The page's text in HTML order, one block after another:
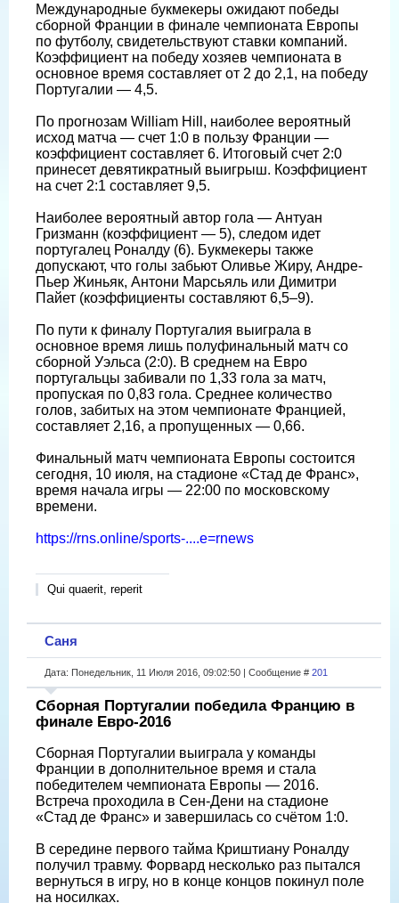
Международные букмекеры ожидают победы
сборной Франции в финале чемпионата Европы
по футболу, свидетельствуют ставки компаний.
Коэффициент на победу хозяев чемпионата в
основное время составляет от 2 до 2,1, на победу
Португалии — 4,5.
По прогнозам William Hill, наиболее вероятный
исход матча — счет 1:0 в пользу Франции —
коэффициент составляет 6. Итоговый счет 2:0
принесет девятикратный выигрыш. Коэффициент
на счет 2:1 составляет 9,5.
Наиболее вероятный автор гола — Антуан
Гризманн (коэффициент — 5), следом идет
португалец Роналду (6). Букмекеры также
допускают, что голы забьют Оливье Жиру, Андре-
Пьер Жиньяк, Антони Марсьяль или Димитри
Пайет (коэффициенты составляют 6,5–9).
По пути к финалу Португалия выиграла в
основное время лишь полуфинальный матч со
сборной Уэльса (2:0). В среднем на Евро
португальцы забивали по 1,33 гола за матч,
пропуская по 0,83 гола. Среднее количество
голов, забитых на этом чемпионате Францией,
составляет 2,16, а пропущенных — 0,66.
Финальный матч чемпионата Европы состоится
сегодня, 10 июля, на стадионе «Стад де Франс»,
время начала игры — 22:00 по московскому
времени.
https://rns.online/sports-....e=rnews
Qui quaerit, reperit
Саня
Дата: Понедельник, 11 Июля 2016, 09:02:50 | Сообщение # 201
Сборная Португалии победила Францию в
финале Евро-2016
Сборная Португалии выиграла у команды
Франции в дополнительное время и стала
победителем чемпионата Европы — 2016.
Встреча проходила в Сен-Дени на стадионе
«Стад де Франс» и завершилась со счётом 1:0.
В середине первого тайма Криштиану Роналду
получил травму. Форвард несколько раз пытался
вернуться в игру, но в конце концов покинул поле
на носилках.